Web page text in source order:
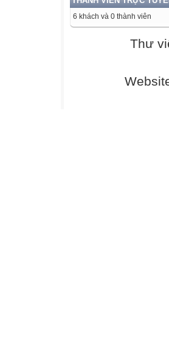
6 khách và 0 thành viên
Thư